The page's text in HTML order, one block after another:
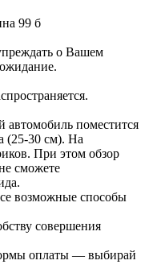
99 б
о Вашем
поместится
(25-30 см). На
При этом обзор
сможете
возможные способы
совершения
оплаты — выбирай